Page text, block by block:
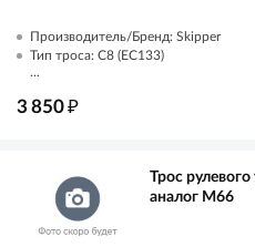
Производитель/Бренд: Skipper
Тип троса: C8 (EC133)
...
3 850₽
Трос
аналог М66